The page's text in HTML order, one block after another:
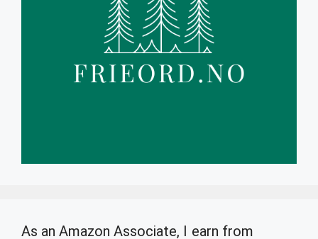
As an Amazon Associate, I earn from